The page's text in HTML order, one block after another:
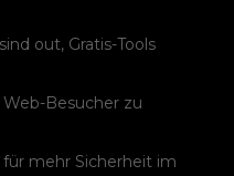
out, Gratis-Tools
Besucher zu
mehr Sicherheit im